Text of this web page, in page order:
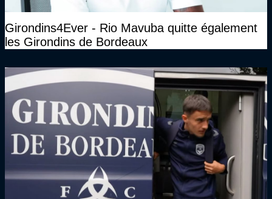
Girondins4Ever - Rio Mavuba quitte également
les Girondins de Bordeaux